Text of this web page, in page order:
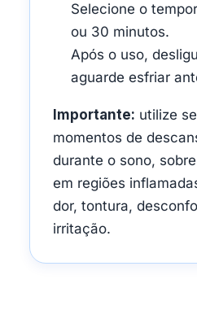
Selecione o
ou 30 minutos.
Após o uso,
aguarde esfriar
Importante: utilize
momentos de
durante o sono,
em regiões
dor, tontura,
irritação.